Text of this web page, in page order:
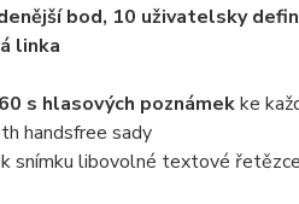
bod, 10 uživatelsky
linka
s hlasových poznámekke
handsfree sady
snímku libovolné textové